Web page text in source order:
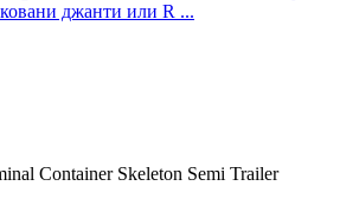
джанти или R ...